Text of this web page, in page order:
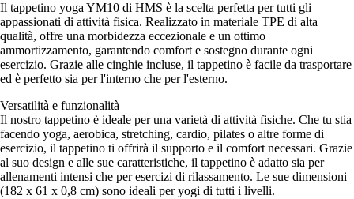
Il tappetino yoga YM10 di HMS è la scelta perfetta per tutti gli
appassionati di attività fisica. Realizzato in materiale TPE di alta
qualità, offre una morbidezza eccezionale e un ottimo
ammortizzamento, garantendo comfort e sostegno durante ogni
esercizio. Grazie alle cinghie incluse, il tappetino è facile da trasportare
ed è perfetto sia per l'interno che per l'esterno.
Versatilità e funzionalità
Il nostro tappetino è ideale per una varietà di attività fisiche. Che tu stia
facendo yoga, aerobica, stretching, cardio, pilates o altre forme di
esercizio, il tappetino ti offrirà il supporto e il comfort necessari. Grazie
al suo design e alle sue caratteristiche, il tappetino è adatto sia per
allenamenti intensi che per esercizi di rilassamento. Le sue dimensioni
(182 x 61 x 0,8 cm) sono ideali per yogi di tutti i livelli.